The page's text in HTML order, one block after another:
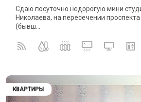
Сдаю посуточно недорогую мини
Николаева, на пересечении
(бывш...
КВАРТИРЫ